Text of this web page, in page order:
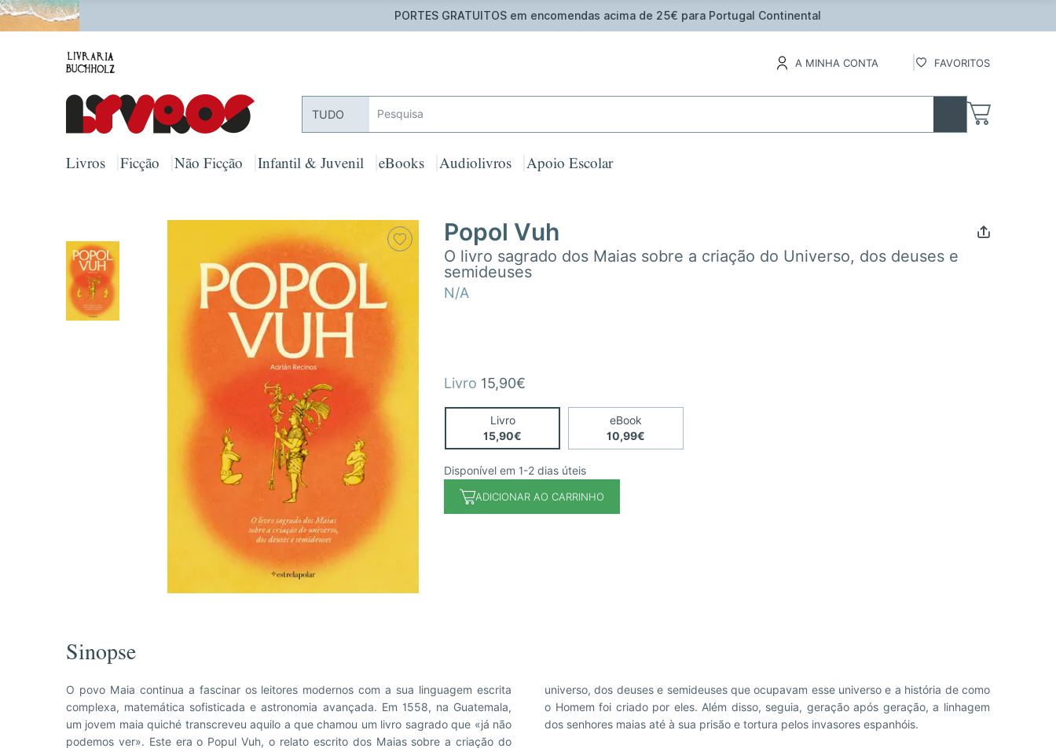
PORTES GRATUITOS em encomendas acima de 25€ para Portugal Continental
A MINHA CONTA FAVORITOS
TUDO
Livros Ficção Não Ficção Infantil & Juvenil eBooks Audiolivros Apoio Escolar
Popol Vuh
O livro sagrado dos Maias sobre a criação do Universo, dos deuses e
semideuses
N/A
Livro 15,90€
Livro
15,90€
eBook
10,99€
Disponível em 1-2 dias úteis
ADICIONAR AO CARRINHO
Sinopse
O povo Maia continua a fascinar os leitores modernos com a sua linguagem escrita
complexa, matemática sofisticada e astronomia avançada. Em 1558, na Guatemala,
um jovem maia quiché transcreveu aquilo a que chamou um livro sagrado que «já não
podemos ver». Este era o Popul Vuh, o relato escrito dos Maias sobre a criação do
universo, dos deuses e semideuses que ocupavam esse universo e a história de como
o Homem foi criado por eles. Além disso, seguia, geração após geração, a linhagem
dos senhores maias até à sua prisão e tortura pelos invasores espanhóis.